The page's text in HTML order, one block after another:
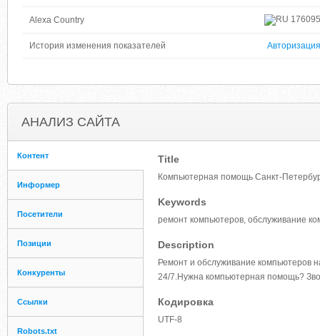
Alexa Country 176095
История изменения показателей Авторизация
АНАЛИЗ САЙТА
Контент
Информер
Посетители
Позиции
Конкуренты
Ссылки
Robots.txt
Title
Компьютерная помощь Санкт-
Keywords
ремонт компьютеров, обслуживание
Description
Ремонт и обслуживание компьютеров
24/7.Нужна компьютерная помощь?
Кодировка
UTF-8